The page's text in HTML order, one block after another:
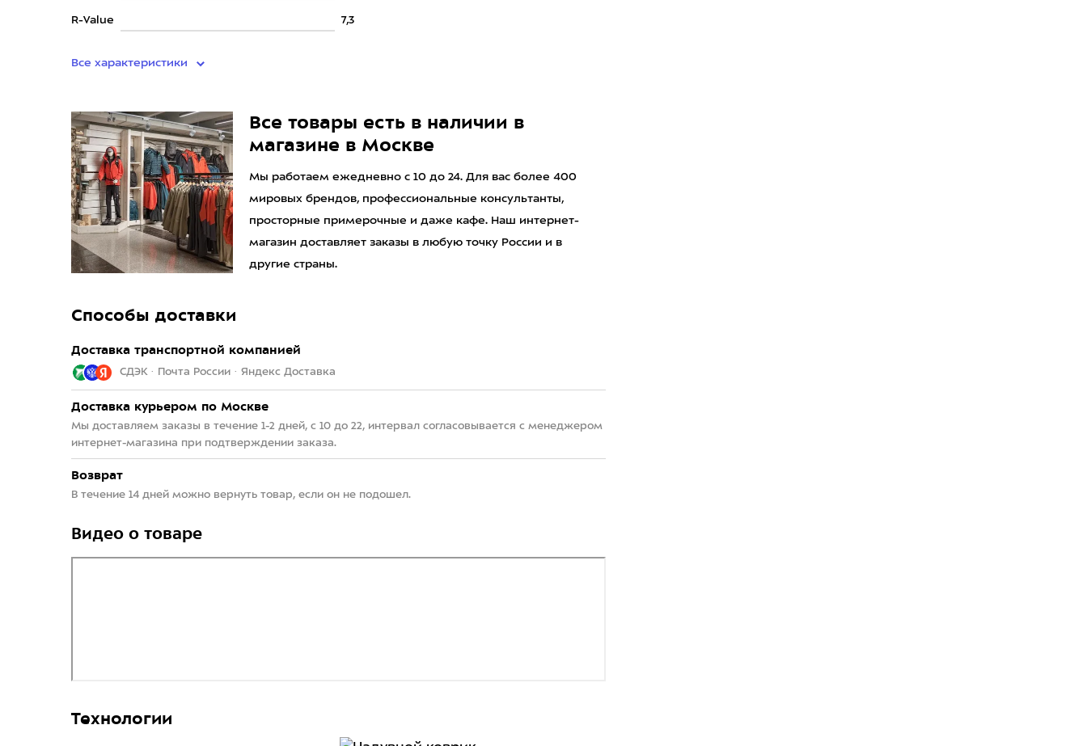
R-Value 7,3
Все характеристики
Все товары есть в наличии в
магазине в Москве
Мы работаем ежедневно с 10 до 24. Для вас более 400
мировых брендов, профессиональные консультанты,
просторные примерочные и даже кафе. Наш интернет-
магазин доставляет заказы в любую точку России и в
другие страны.
Способы доставки
Доставка транспортной компанией
СДЭК · Почта России · Яндекс Доставка
Доставка курьером по Москве
Мы доставляем заказы в течение 1-2 дней, с 10 до 22, интервал согласовывается с менеджером
интернет-магазина при подтверждении заказа.
Возврат
В течение 14 дней можно вернуть товар, если он не подошел.
Видео о товаре
Технологии